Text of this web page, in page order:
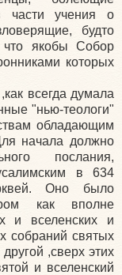
части учения о
будто
что якобы Собор
которых
всегда думала
"нью-теологи"
обладающим
начала должно
послания,
в 634
Оно было
как вполне
и вселенских и
собраний святых
,сверх этих
и вселенский